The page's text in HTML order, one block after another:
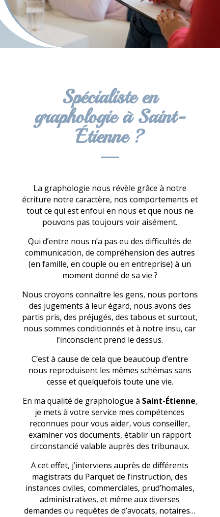
Spécialiste en
graphologie à Saint-
Étienne ?
La graphologie nous révèle grâce à notre
écriture notre caractère, nos comportements et
tout ce qui est enfoui en nous et que nous ne
pouvons pas toujours voir aisément.
Qui d’entre nous n’a pas eu des difficultés de
communication, de compréhension des autres
(en famille, en couple ou en entreprise) à un
moment donné de sa vie ?
Nous croyons connaître les gens, nous portons
des jugements à leur égard, nous avons des
partis pris, des préjugés, des tabous et surtout,
nous sommes conditionnés et à notre insu, car
l’inconscient prend le dessus.
C’est à cause de cela que beaucoup d’entre
nous reproduisent les mêmes schémas sans
cesse et quelquefois toute une vie.
En ma qualité de graphologue à Saint-Étienne,
je mets à votre service mes compétences
reconnues pour vous aider, vous conseiller,
examiner vos documents, établir un rapport
circonstancié valable auprès des tribunaux.
A cet effet, j’interviens auprès de différents
magistrats du Parquet de l’instruction, des
instances civiles, commerciales, prud’homales,
administratives, et même aux diverses
demandes ou requêtes de d’avocats, notaires…